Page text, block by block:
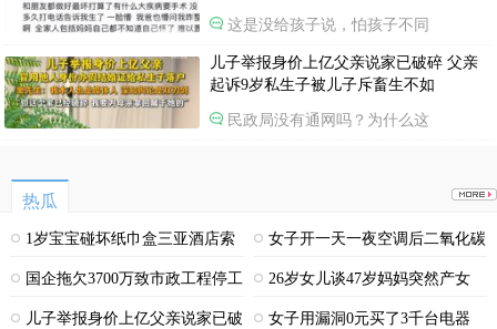
这是没给孩子说，怕孩子不同
儿子举报身价上亿父亲说家已破碎 父亲
起诉9岁私生子被儿子斥畜生不如
民政局没有通网吗？为什么这
热瓜
1岁宝宝碰坏纸巾盒三亚酒店索
赔924元
女子开一天一夜空调后二氧化碳
中毒
国企拖欠3700万致市政工程停工 26岁女儿谈47岁妈妈突然产女
儿子举报身价上亿父亲说家已破
女子用漏洞0元买了3千台电器